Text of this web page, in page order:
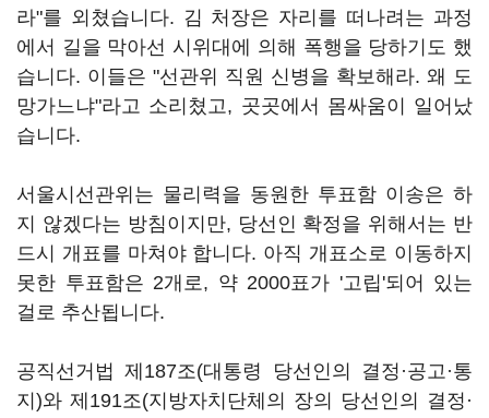
라"를 외쳤습니다. 김 처장은 자리를 떠나려는 과정
에서 길을 막아선 시위대에 의해 폭행을 당하기도 했
습니다. 이들은 "선관위 직원 신병을 확보해라. 왜 도
망가느냐"라고 소리쳤고, 곳곳에서 몸싸움이 일어났
습니다.
서울시선관위는 물리력을 동원한 투표함 이송은 하
지 않겠다는 방침이지만, 당선인 확정을 위해서는 반
드시 개표를 마쳐야 합니다. 아직 개표소로 이동하지
못한 투표함은 2개로, 약 2000표가 '고립'되어 있는
걸로 추산됩니다.
공직선거법 제187조(대통령 당선인의 결정·공고·통
지)와 제191조(지방자치단체의 장의 당선인의 결정·